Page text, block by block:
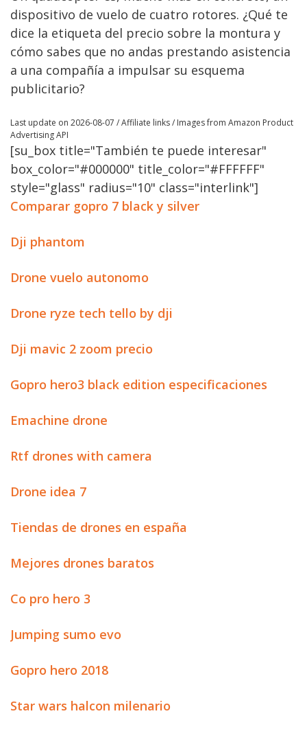
dispositivo de vuelo de cuatro rotores. ¿Qué te
dice la etiqueta del precio sobre la montura y
cómo sabes que no andas prestando asistencia
a una compañía a impulsar su esquema
publicitario?
Last update on 2026-08-07 / Affiliate links / Images from Amazon Product
Advertising API
[su_box title="También te puede interesar"
box_color="#000000" title_color="#FFFFFF"
style="glass" radius="10" class="interlink"]
Comparar gopro 7 black y silver
Dji phantom
Drone vuelo autonomo
Drone ryze tech tello by dji
Dji mavic 2 zoom precio
Gopro hero3 black edition especificaciones
Emachine drone
Rtf drones with camera
Drone idea 7
Tiendas de drones en españa
Mejores drones baratos
Co pro hero 3
Jumping sumo evo
Gopro hero 2018
Star wars halcon milenario